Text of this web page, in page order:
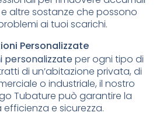
altre sostanze che possono
ai tuoi scarichi.
Personalizzate
personalizzateper ogni tipo di
di un’abitazione privata, di
o industriale, il nostro
Tubature può garantire la
efficienza e sicurezza.